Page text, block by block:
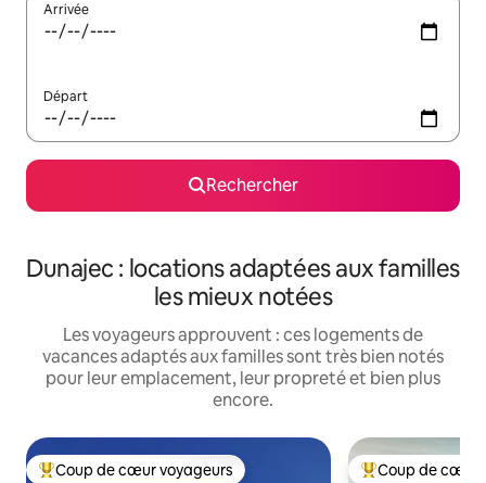
Arrivée
Départ
Rechercher
Dunajec : locations adaptées aux familles
les mieux notées
Les voyageurs approuvent : ces logements de
vacances adaptés aux familles sont très bien notés
pour leur emplacement, leur propreté et bien plus
encore.
Coup de cœur voyageurs Coup de cœur